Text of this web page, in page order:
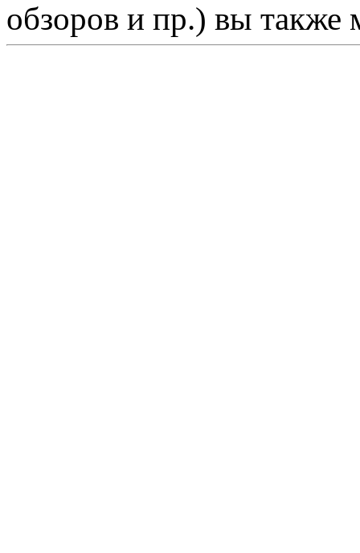
обзоров и пр.) вы также